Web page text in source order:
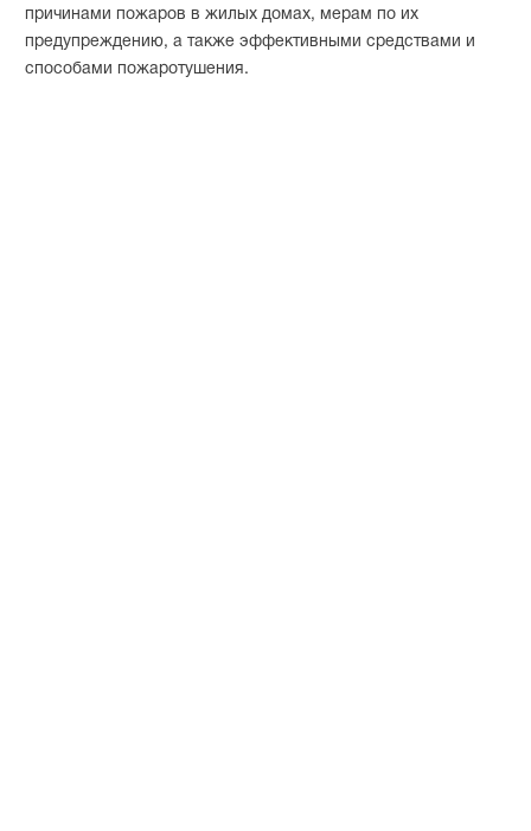
причинами пожаров в жилых домах, мерам по их
предупреждению, а также эффективными средствами и
способами пожаротушения.